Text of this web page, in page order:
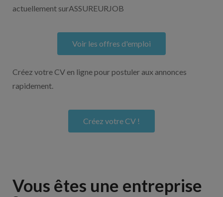
actuellement surASSUREURJOB
Voir les offres d'emploi
Créez votre CV en ligne pour postuler aux annonces
rapidement.
Créez votre CV !
Vous êtes une entreprise